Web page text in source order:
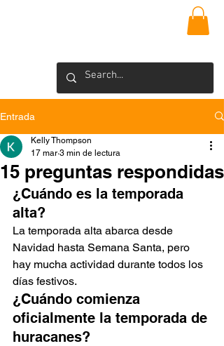
Entrada
15 preguntas respondidas
Kelly Thompson
17 mar 3 min de lectura
¿Cuándo es la temporada
alta?
La temporada alta abarca desde
Navidad hasta Semana Santa, pero
hay mucha actividad durante todos los
días festivos.
¿Cuándo comienza
oficialmente la temporada de
huracanes?